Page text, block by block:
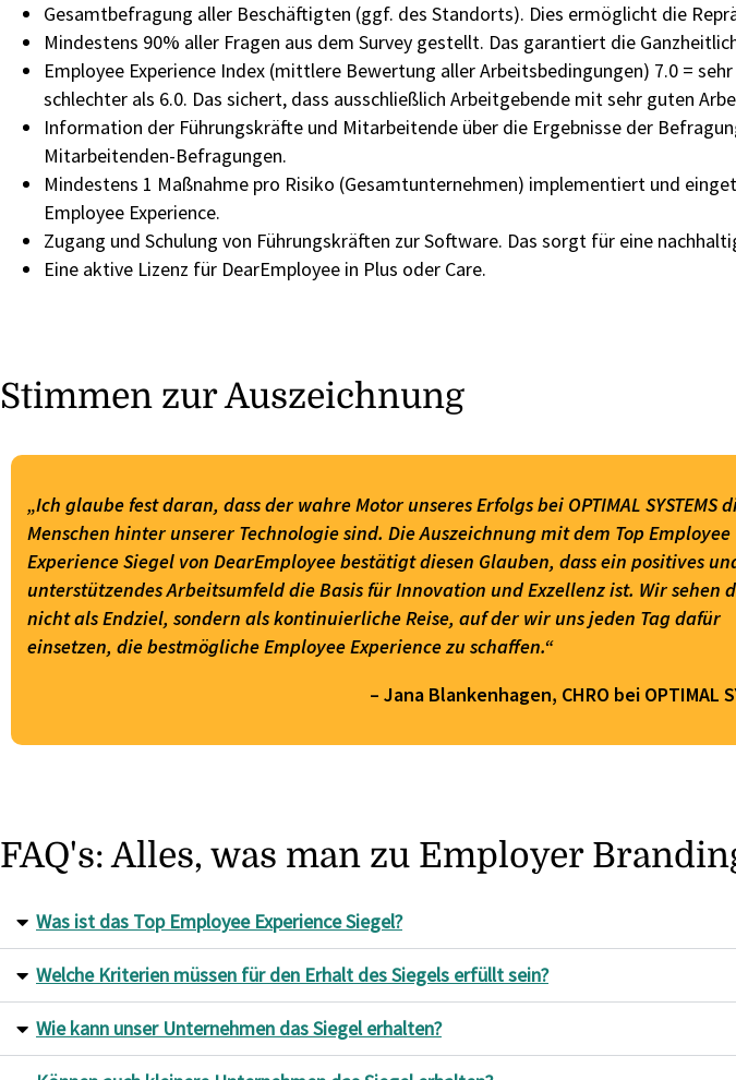
Gesamtbefragung aller Beschäftigten (ggf. des Standorts)​. Dies ermöglicht die
Mindestens 90% aller Fragen aus dem Survey gestellt. Das garantiert die
Employee Experience Index (mittlere Bewertung aller Arbeitsbedingungen) 7.0 =
schlechter als 6.0. Das sichert, dass ausschließlich Arbeitgebende mit sehr guten
Information der Führungskräfte und Mitarbeitende über die Ergebnisse der
Mitarbeitenden-Befragungen.
Mindestens 1 Maßnahme pro Risiko (Gesamtunternehmen) implementiert und
Employee Experience.
​Zugang und Schulung von Führungskräften zur Software. Das sorgt für eine
Eine aktive Lizenz für DearEmployee in Plus oder Care.
Stimmen zur Auszeichnung
„Ich glaube fest daran, dass der wahre Motor unseres Erfolgs bei OPTIMAL SYSTEMS
Menschen hinter unserer Technologie sind. Die Auszeichnung mit dem Top Employee
Experience Siegel von DearEmployee bestätigt diesen Glauben, dass ein positives
unterstützendes Arbeitsumfeld die Basis für Innovation und Exzellenz ist. Wir sehen
nicht als Endziel, sondern als kontinuierliche Reise, auf der wir uns jeden Tag dafür
einsetzen, die bestmögliche Employee Experience zu schaffen.“
– Jana Blankenhagen, CHRO bei OPTIMAL
FAQ's: Alles, was man zu Employer
Was ist das Top Employee Experience Siegel?
Welche Kriterien müssen für den Erhalt des Siegels erfüllt sein?
Wie kann unser Unternehmen das Siegel erhalten?